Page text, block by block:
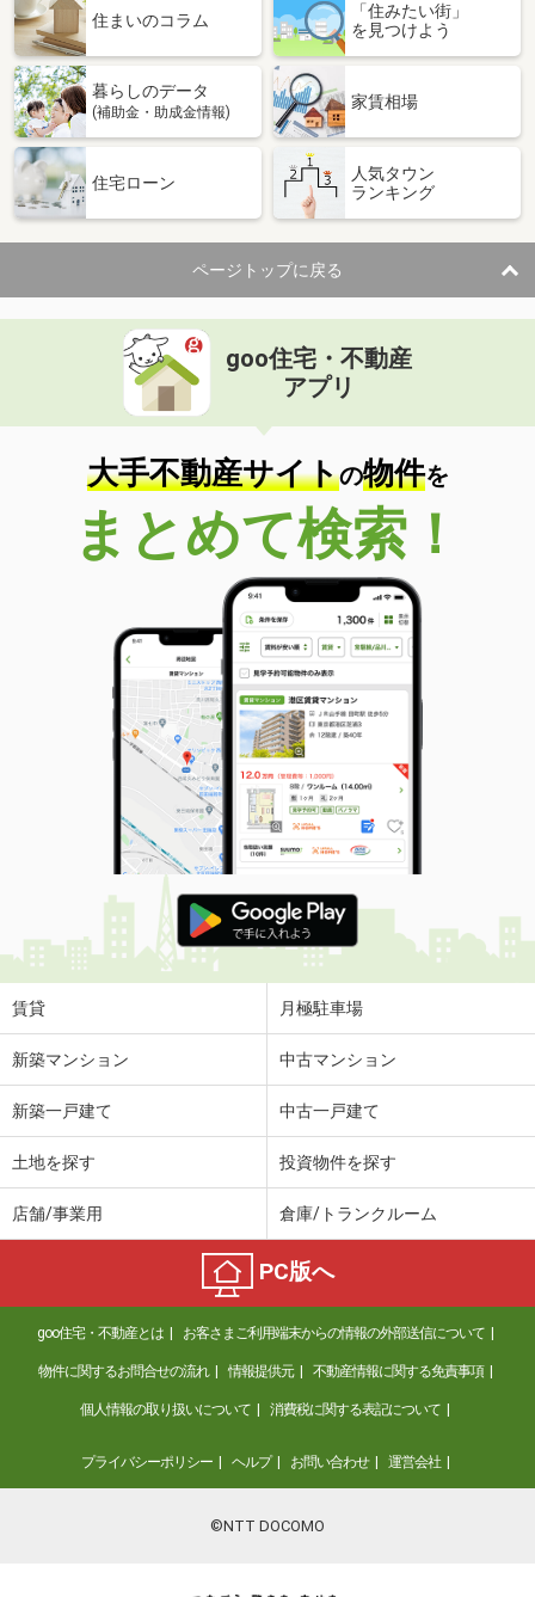
住まいのコラム
「住みたい街」
を見つけよう
暮らしのデータ
(補助金・助成金情報)
家賃相場
住宅ローン
人気タウン
ランキング
ページトップに戻る
goo住宅・不動産
アプリ
大手不動産サイトの物件を
まとめて検索！
賃貸 月極駐車場
新築マンション 中古マンション
新築一戸建て 中古一戸建て
土地を探す 投資物件を探す
店舗/事業用 倉庫/トランクルーム
PC版へ
goo住宅・不動産とは お客さまご利用端末からの情報の外部送信について
物件に関するお問合せの流れ 情報提供元 不動産情報に関する免責事項
個人情報の取り扱いについて 消費税に関する表記について
プライバシーポリシー ヘルプ お問い合わせ 運営会社
©NTT DOCOMO